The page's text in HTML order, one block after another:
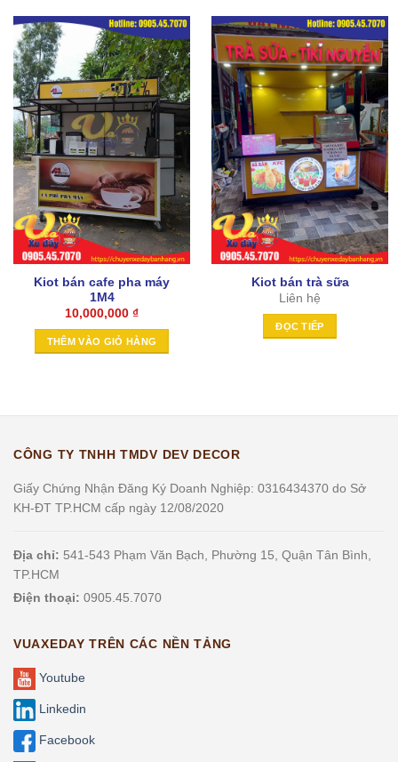
Kiot bán cafe pha máy
1M4
10,000,000 ₫
THÊM VÀO GIỎ HÀNG
Kiot bán trà sữa
Liên hệ
ĐỌC TIẾP
CÔNG TY TNHH TMDV DEV DECOR
Giấy Chứng Nhận Đăng Ký Doanh Nghiệp: 0316434370 do Sở
KH-ĐT TP.HCM cấp ngày 12/08/2020
Địa chỉ: 541-543 Phạm Văn Bạch, Phường 15, Quận Tân Bình,
TP.HCM
Điện thoại: 0905.45.7070
VUAXEDAY TRÊN CÁC NỀN TẢNG
Youtube
Linkedin
Facebook